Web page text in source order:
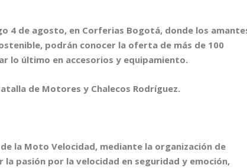
4 de agosto, en Corferias Bogotá, donde los
podrán conocer la oferta de más de 100
lo último en accesorios y equipamiento.
de Motores y Chalecos Rodríguez.
la Moto Velocidad, mediante la organización de
pasión por la velocidad en seguridad y emoción,